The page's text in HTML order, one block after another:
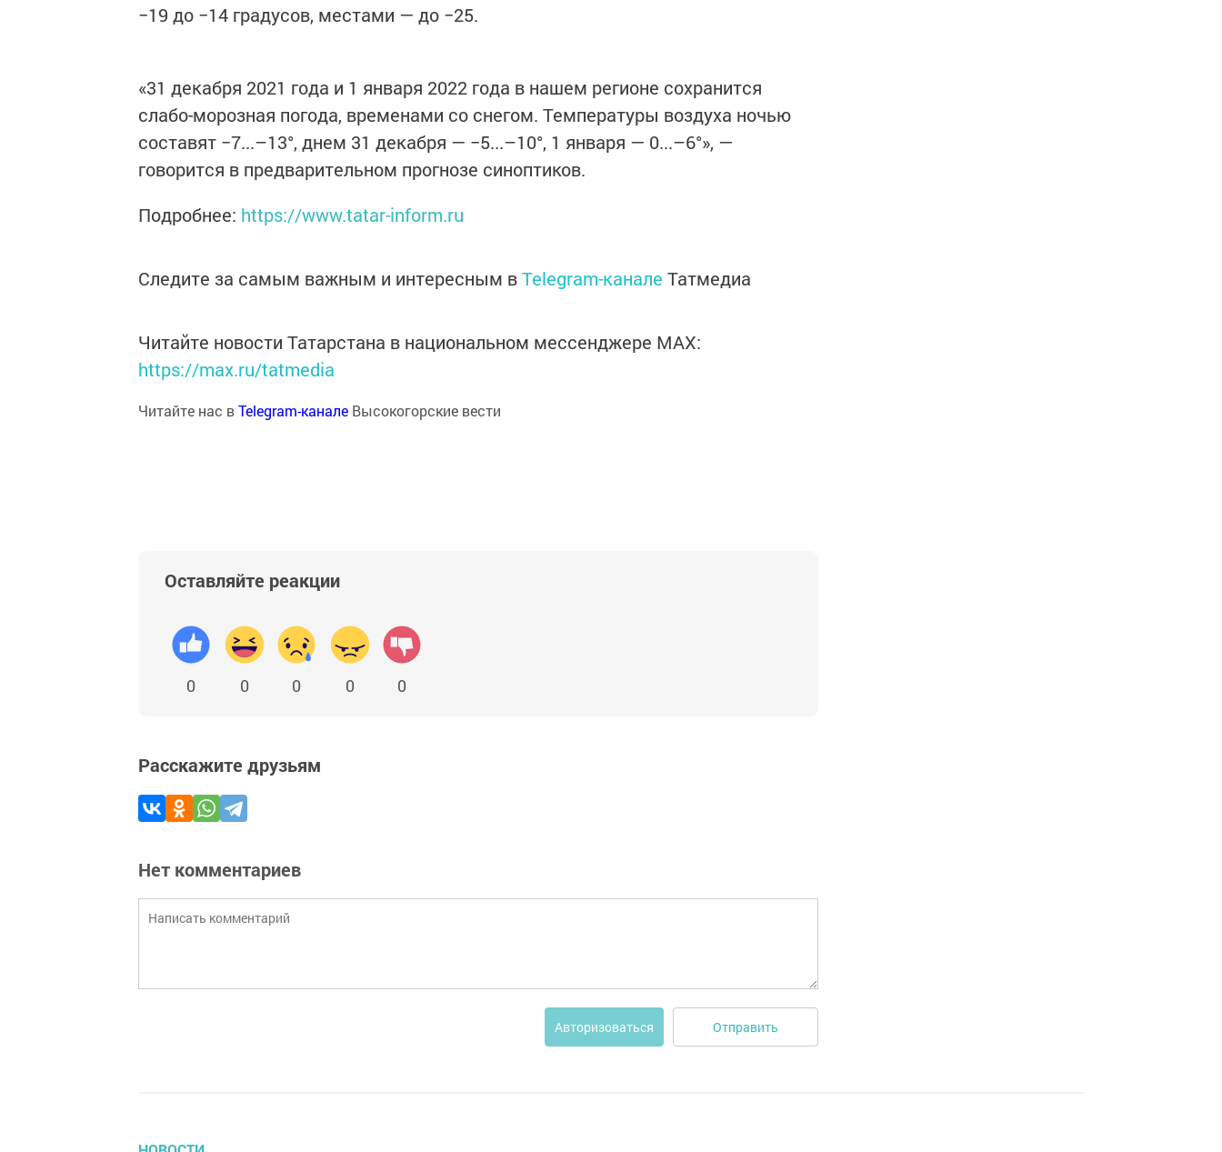
−19 до −14 градусов, местами — до −25.
«31 декабря 2021 года и 1 января 2022 года в нашем регионе сохранится
слабо-морозная погода, временами со снегом. Температуры воздуха ночью
составят −7...–13°, днем 31 декабря — −5...–10°, 1 января — 0...–6°», —
говорится в предварительном прогнозе синоптиков.
Подробнее: https://www.tatar-inform.ru
Следите за самым важным и интересным вTelegram-канале Татмедиа
Читайте новости Татарстана в национальном мессенджере MАХ:
https://max.ru/tatmedia
Читайте нас вTelegram-канале Высокогорские вести
Оставляйте реакции
0 0 0 0 0
Расскажите друзьям
Нет комментариев
Авторизоваться Отправить